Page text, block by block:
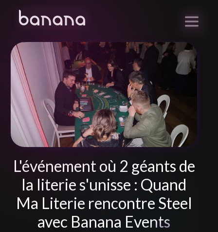
L'événement où 2 géants de
la literie s'unisse : Quand
Ma Literie rencontre Steel
avec Banana Events